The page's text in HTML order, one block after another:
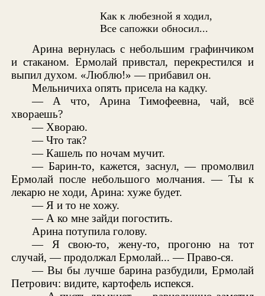
Как к любезной я ходил,
Все сапожки обносил...
Арина вернулась с небольшим графинчиком
и стаканом. Ермолай привстал, перекрестился и
выпил духом. «Люблю!» — прибавил он.
Мельничиха опять присела на кадку.
— А что, Арина Тимофеевна, чай, всё
хвораешь?
— Хвораю.
— Что так?
— Кашель по ночам мучит.
— Барин-то, кажется, заснул, — промолвил
Ермолай после небольшого молчания. — Ты к
лекарю не ходи, Арина: хуже будет.
— Я и то не хожу.
— А ко мне зайди погостить.
Арина потупила голову.
— Я свою-то, жену-то, прогоню на тот
случай, — продолжал Ермолай... — Право-ся.
— Вы бы лучше барина разбудили, Ермолай
Петрович: видите, картофель испекся.